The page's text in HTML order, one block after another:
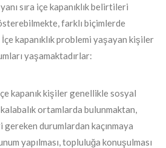
sıra içe kapanıklık belirtileri
farklı biçimlerde
kapanıklık problemi yaşayan kişiler
yaşamaktadırlar:
kapanık kişiler genellikle sosyal
ortamlarda bulunmaktan,
durumlardan kaçınmaya
yapılması, topluluğa konuşulması